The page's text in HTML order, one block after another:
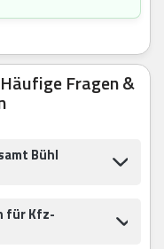
Fragen &
Bühl
für Kfz-